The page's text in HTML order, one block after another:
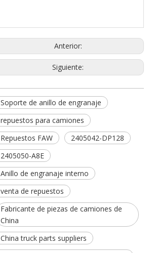
Anterior:
Siguiente:
Soporte de anillo de engranaje
repuestos para camiones
Repuestos FAW
2405042-DP128
2405050-A8E
Anillo de engranaje interno
venta de repuestos
Fabricante de piezas de camiones de
China
China truck parts suppliers